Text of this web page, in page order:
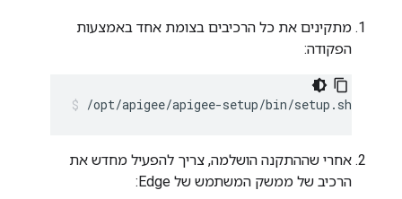
מתקינים את כל הרכיבים בצומת אחד באמצעות
הפקודה:
/opt/apigee/apigee-setup/bin/setup.sh -p
אחרי שההתקנה הושלמה, צריך להפעיל מחדש את
הרכיב של ממשק המשתמש של Edge: